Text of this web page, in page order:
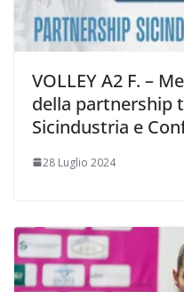
VOLLEY A2 F. –
della partnership
Sicindustria e
28 Luglio 2024